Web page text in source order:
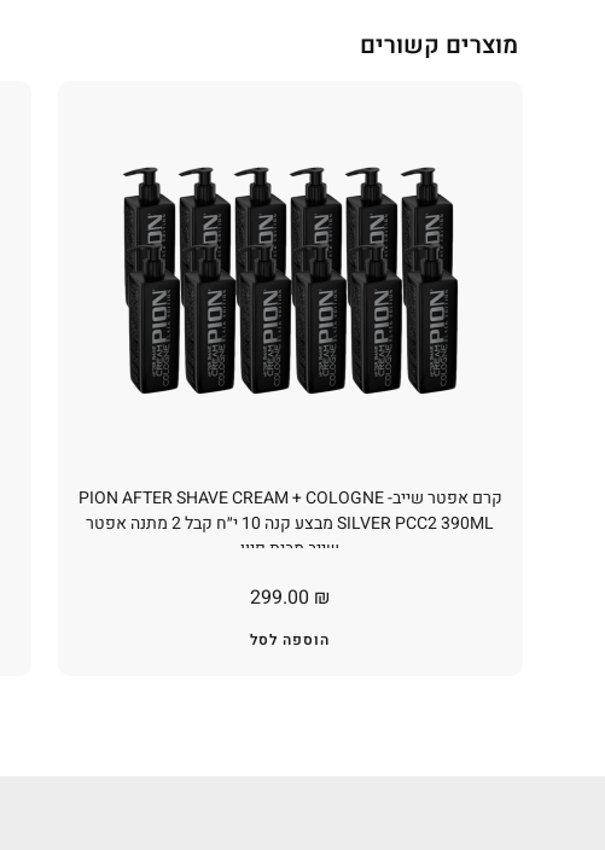
מוצרים קשורים
קרם אפטר שייב- PION AFTER SHAVE CREAM + COLOGNE
SILVER PCC2 390ML מבצע קנה 10 י״ח קבל 2 מתנה אפטר
שייב מבית פיון
299.00 ₪
הוספה לסל